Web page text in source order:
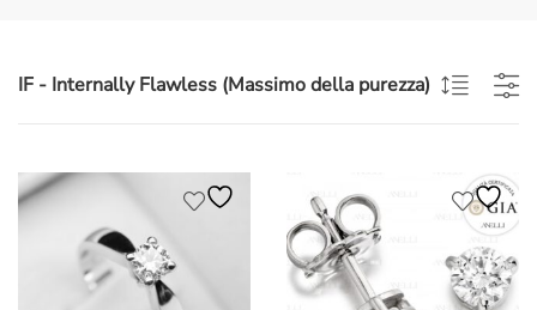
IF - Internally Flawless (Massimo della purezza)